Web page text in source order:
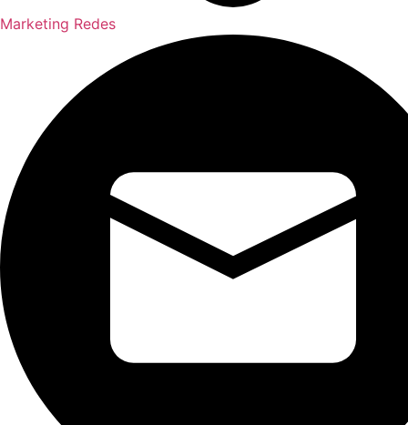
Marketing Redes